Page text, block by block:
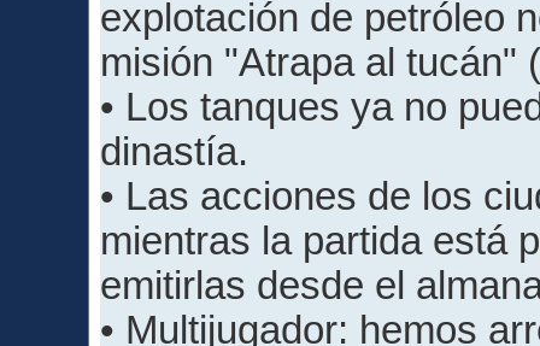
explotación de petróleo
misión "Atrapa al tucán"
• Los tanques ya no
dinastía.
• Las acciones de los
mientras la partida está
emitirlas desde el
• Multijugador: hemos